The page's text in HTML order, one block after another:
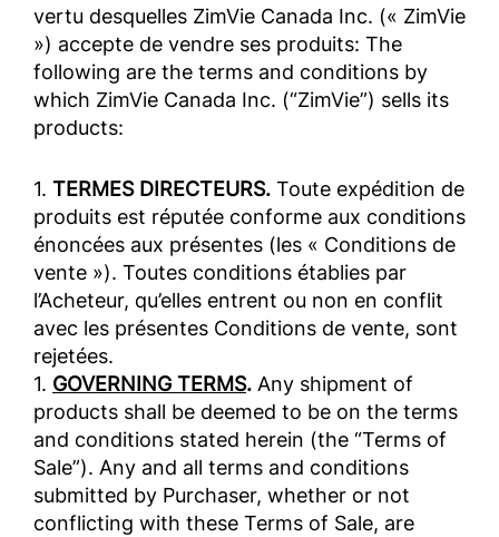
vertu desquelles ZimVie Canada Inc. (« ZimVie
») accepte de vendre ses produits: The
following are the terms and conditions by
which ZimVie Canada Inc. (“ZimVie”) sells its
products:
1. TERMES DIRECTEURS. Toute expédition de
produits est réputée conforme aux conditions
énoncées aux présentes (les « Conditions de
vente »). Toutes conditions établies par
l’Acheteur, qu’elles entrent ou non en conflit
avec les présentes Conditions de vente, sont
rejetées.
1. GOVERNING TERMS. Any shipment of
products shall be deemed to be on the terms
and conditions stated herein (the “Terms of
Sale”). Any and all terms and conditions
submitted by Purchaser, whether or not
conflicting with these Terms of Sale, are